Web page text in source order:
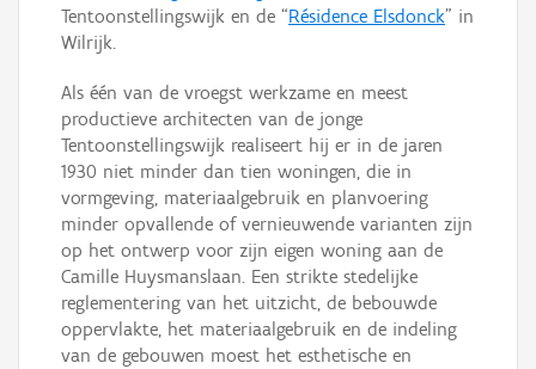
Tentoonstellingswijk en de “Résidence Elsdonck” in
Wilrijk.
Als één van de vroegst werkzame en meest
productieve architecten van de jonge
Tentoonstellingswijk realiseert hij er in de jaren
1930 niet minder dan tien woningen, die in
vormgeving, materiaalgebruik en planvoering
minder opvallende of vernieuwende varianten zijn
op het ontwerp voor zijn eigen woning aan de
Camille Huysmanslaan. Een strikte stedelijke
reglementering van het uitzicht, de bebouwde
oppervlakte, het materiaalgebruik en de indeling
van de gebouwen moest het esthetische en